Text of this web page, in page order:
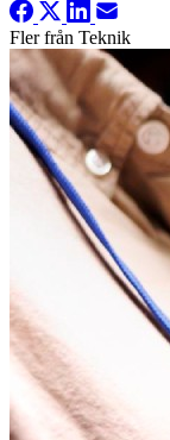
Fler från Teknik